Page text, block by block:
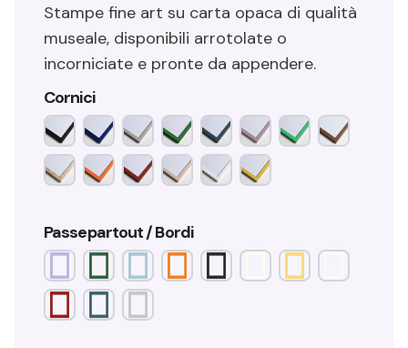
Stampe fine art su carta opaca di qualità
museale, disponibili arrotolate o
incorniciate e pronte da appendere.
Cornici
Passepartout / Bordi